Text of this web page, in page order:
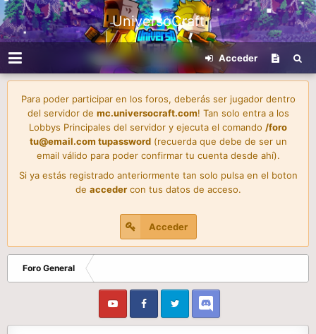
UniversoCraft
Acceder
Para poder participar en los foros, deberás ser jugador dentro
del servidor de mc.universocraft.com! Tan solo entra a los
Lobbys Principales del servidor y ejecuta el comando /foro
tu@email.com tupassword(recuerda que debe de ser un
email válido para poder confirmar tu cuenta desde ahí).
Si ya estás registrado anteriormente tan solo pulsa en el boton
de accedercon tus datos de acceso.
Acceder
Foro General